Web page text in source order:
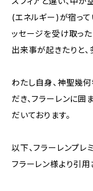
(エネルギー)が宿って
ッセージを受け取った
出来事が起きたりと
わたし自身、神聖幾
だき、フラーレンに囲
だいております。
以下、フラーレンプレ
フラーレン様より引